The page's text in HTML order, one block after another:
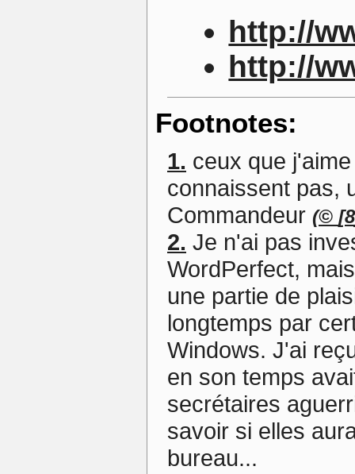
http://
http://
Footnotes:
1. ceux que
connaissent pas,
Commandeur
[8
2. Je n'ai pas
WordPerfect,
une partie de
longtemps par
Windows. J'ai
en son temps
secrétaires
savoir si elles
bureau...